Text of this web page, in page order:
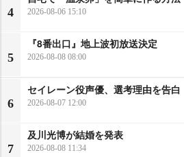
4 2026-08-06 15:10
5
『8番出口』地上波初放送決定
2026-08-08 08:00
6
セイレーン役声優、選考理由を告白
2026-08-07 12:00
7
及川光博が結婚を発表
2026-08-08 11:34